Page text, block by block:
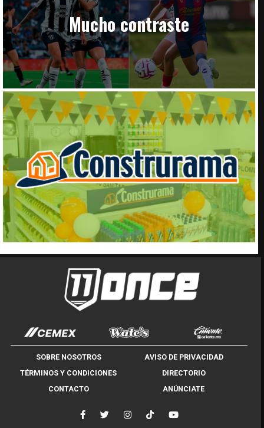
Mucho contraste
SOBRE NOSOTROS
AVISO DE PRIVACIDAD
TÉRMINOS Y CONDICIONES
DIRECTORIO
CONTACTO
ANÚNCIATE